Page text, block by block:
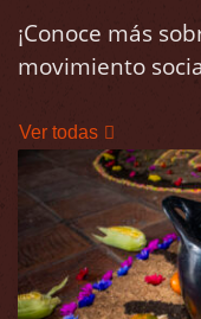
¡Conoce más
movimiento
Ver todas